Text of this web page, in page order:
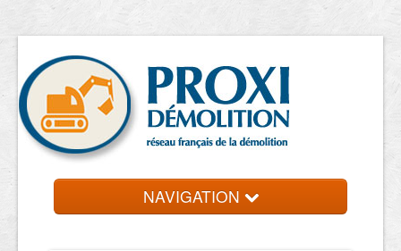
NAVIGATION